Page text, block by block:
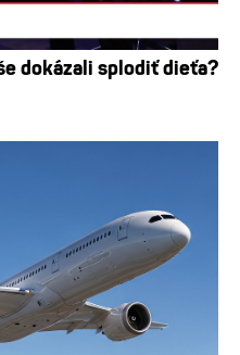
dokázali splodiť dieťa?